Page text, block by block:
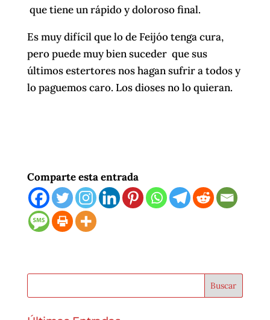
que tiene un rápido y doloroso final.
Es muy difícil que lo de Feijóo tenga cura,
pero puede muy bien suceder que sus
últimos estertores nos hagan sufrir a todos y
lo paguemos caro. Los dioses no lo quieran.
Comparte esta entrada